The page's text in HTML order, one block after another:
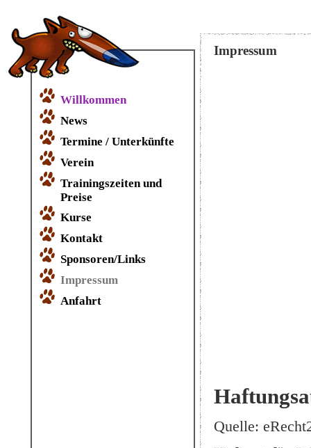
Willkommen
News
Termine / Unterkünfte
Verein
Trainingszeiten und
Preise
Kurse
Kontakt
Sponsoren/Links
Impressum
Anfahrt
Impressum
Quelle: